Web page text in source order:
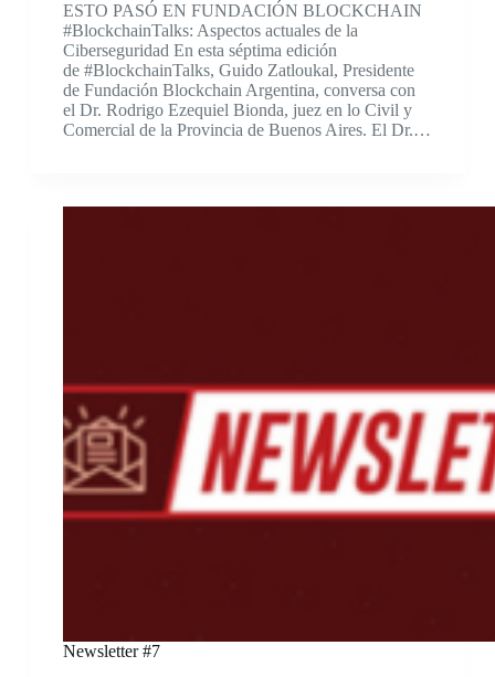
ESTO PASÓ EN FUNDACIÓN BLOCKCHAIN
#BlockchainTalks: Aspectos actuales de la
Ciberseguridad En esta séptima edición
de #BlockchainTalks, Guido Zatloukal, Presidente
de Fundación Blockchain Argentina, conversa con
el Dr. Rodrigo Ezequiel Bionda, juez en lo Civil y
Comercial de la Provincia de Buenos Aires. El Dr.…
Newsletter #7